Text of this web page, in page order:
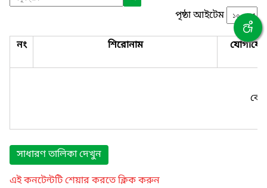
পৃষ্ঠা আইটেম
নং শিরোনাম
সাধারণ তালিকা দেখুন
এই কনটেন্টটি শেয়ার করতে ক্লিক করুন